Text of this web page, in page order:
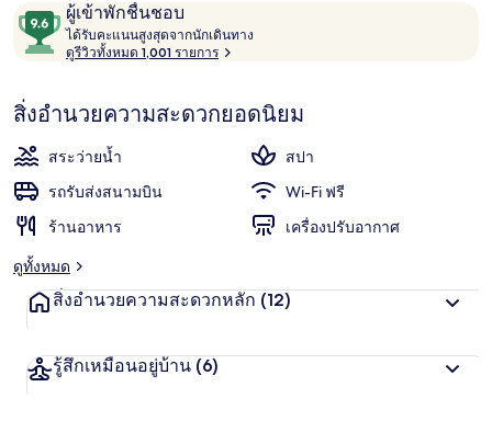
รีวิว ผู้เข้าพักชื่นชอบ
9.6
จาก
10,
เข้า
ชอบ
ได้รับคะแนนสูงสุดจากนักเดินทาง
ค
แ
น
น
สู
ง
จ
า
ดูรีวิวทั้งหมด 1,001 รายการ
สิ่งอำนวยความสะดวกยอดนิยม
สระว่ายน้ำ
สปา
รถรับส่งสนามบิน
Wi-Fi ฟรี
ร้านอาหาร
เครื่องปรับอากาศ
ดูทั้งหมด
สิ่งอำนวยความสะดวกหลัก (12)
รู้สึกเหมือนอยู่บ้าน (6)